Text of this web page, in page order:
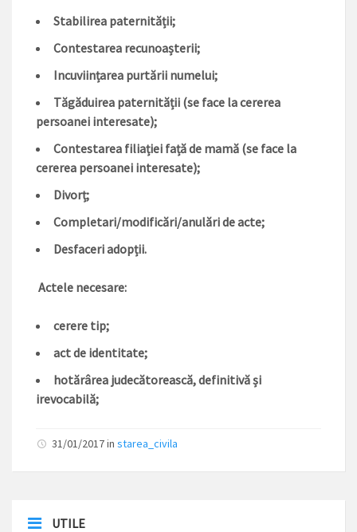
Stabilirea paternității;
Contestarea recunoașterii;
Incuviințarea purtării numelui;
Tăgăduirea paternității (se face la cererea
persoanei interesate);
Contestarea filiației față de mamă (se face la
cererea persoanei interesate);
Divorț;
Completari/modificări/anulări de acte;
Desfaceri adopții.
Actele necesare:
cerere tip;
act de identitate;
hotărârea judecătorească, definitivă și
irevocabilă;
31/01/2017in starea_civila
UTILE